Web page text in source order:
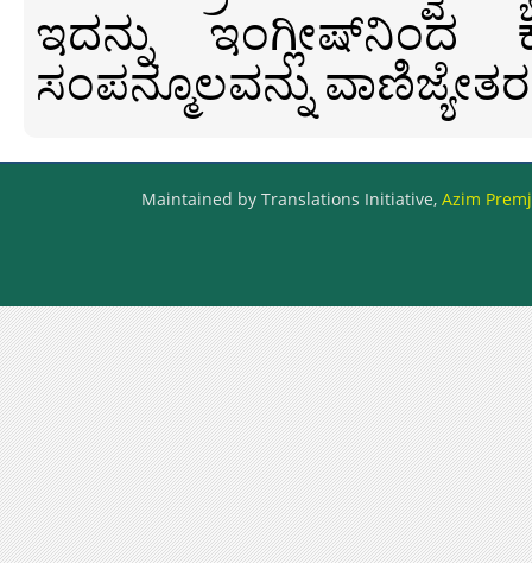
ಇದನ್ನು ಇಂಗ್ಲೀಷ್‍ನಿಂದ
ಸಂಪನ್ಮೂಲವನ್ನು
Maintained by Translations Initiative, Azim